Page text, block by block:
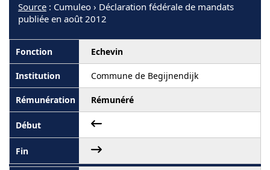
Source : Cumuleo › Déclaration fédérale de mandats
publiée en août 2012
Echevin
Commune de Begijnendijk
Rémunéré